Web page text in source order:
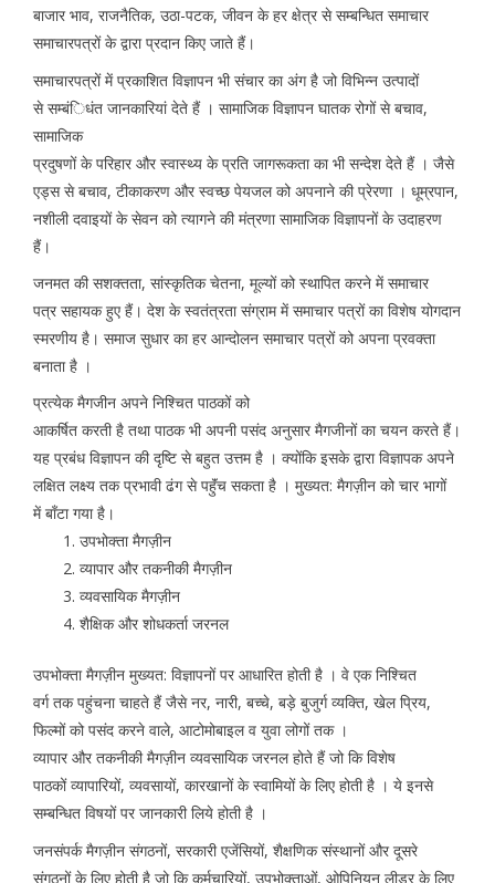
बाजार भाव, राजनैतिक, उठा-पटक, जीवन के हर क्षेत्र से सम्बन्धित समाचार
समाचारपत्रों के द्वारा प्रदान किए जाते हैं।
समाचारपत्रों में प्रकाशित विज्ञापन भी संचार का अंग है जो विभिन्न उत्पादों
से सम्बंिधंत जानकारियां देते हैं । सामाजिक विज्ञापन घातक रोगों से बचाव,
सामाजिक
प्रदुषणों के परिहार और स्वास्थ्य के प्रति जागरूकता का भी सन्देश देते हैं । जैसे
एड्स से बचाव, टीकाकरण और स्वच्छ पेयजल को अपनाने की प्रेरणा । धूम्रपान,
नशीली दवाइयों के सेवन को त्यागने की मंत्रणा सामाजिक विज्ञापनों के उदाहरण
हैं।
जनमत की सशक्तता, सांस्कृतिक चेतना, मूल्यों को स्थापित करने में समाचार
पत्र सहायक हुए हैं। देश के स्वतंत्रता संग्राम में समाचार पत्रों का विशेष योगदान
स्मरणीय है। समाज सुधार का हर आन्दोलन समाचार पत्रों को अपना प्रवक्ता
बनाता है ।
प्रत्येक मैगजीन अपने निश्चित पाठकों को
आकर्षित करती है तथा पाठक भी अपनी पसंद अनुसार मैगजीनों का चयन करते हैं।
यह प्रबंध विज्ञापन की दृष्टि से बहुत उत्तम है । क्योंकि इसके द्वारा विज्ञापक अपने
लक्षित लक्ष्य तक प्रभावी ढंग से पहुॅंच सकता है । मुख्यत: मैगज़ीन को चार भागों
में बॉंटा गया है।
उपभोक्ता मैगज़ीन
व्यापार और तकनीकी मैगज़ीन
व्यवसायिक मैगज़ीन
शैक्षिक और शोधकर्ता जरनल
उपभोक्ता मैगज़ीन मुख्यत: विज्ञापनों पर आधारित होती है । वे एक निश्चित
वर्ग तक पहुंचना चाहते हैं जैसे नर, नारी, बच्चे, बड़े बुजुर्ग व्यक्ति, खेल प्रिय,
फिल्मों को पसंद करने वाले, आटोमोबाइल व युवा लोगों तक ।
व्यापार और तकनीकी मैगज़ीन व्यवसायिक जरनल होते हैं जो कि विशेष
पाठकों व्यापारियों, व्यवसायों, कारखानों के स्वामियों के लिए होती है । ये इनसे
सम्बन्धित विषयों पर जानकारी लिये होती है ।
जनसंपर्क मैगज़ीन संगठनों, सरकारी एजेंसियों, शैक्षणिक संस्थानों और दूसरे
संगठनों के लिए होती है जो कि कर्मचारियों, उपभोक्ताओं, ओपिनियन लीडर के लिए